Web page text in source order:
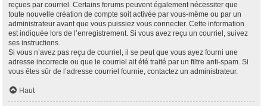
reçues par courriel. Certains forums peuvent également nécessiter que
toute nouvelle création de compte soit activée par vous-même ou par un
administrateur avant que vous puissiez vous connecter. Cette information
est indiquée lors de l’enregistrement. Si vous avez reçu un courriel, suivez
ses instructions.
Si vous n’avez pas reçu de courriel, il se peut que vous ayez fourni une
adresse incorrecte ou que le courriel ait été traité par un filtre anti-spam. Si
vous êtes sûr de l’adresse courriel fournie, contactez un administrateur.
Haut